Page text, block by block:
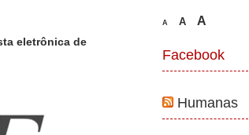
eletrônica de
A A A
Facebook
Humanas